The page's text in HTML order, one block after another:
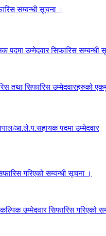
सम्बन्धी सूचना ।
पदमा उम्मेदवार सिफारिस सम्बन्धी
तथा सिफारिस उम्मेदवारहरुको
आ.ले.प.सहायक पदमा उम्मेदवार
गरिएको सम्वन्धी सूचना ।
उम्मेदवार सिफारिस गरिएको